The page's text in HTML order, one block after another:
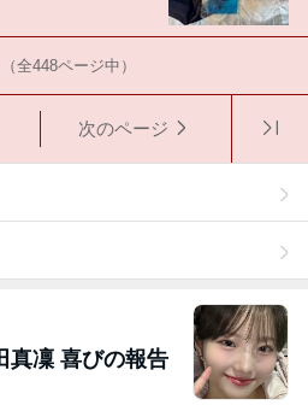
全448ページ中）
次のページ
真凜 喜びの報告